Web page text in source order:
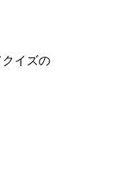
イズの